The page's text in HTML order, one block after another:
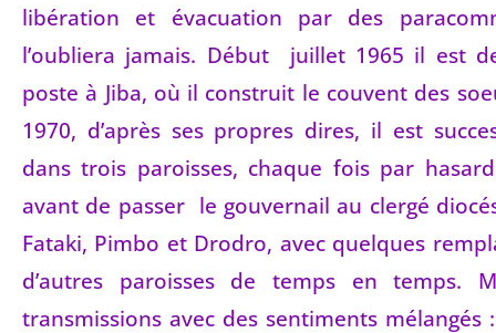
libération et évacuation par des
l’oubliera jamais. Début juillet 1965 il est
poste à Jiba, où il construit le couvent des
1970, d’après ses propres dires, il est
dans trois paroisses, chaque fois par
avant de passer le gouvernail au clergé
Fataki, Pimbo et Drodro, avec quelques
d’autres paroisses de temps en temps.
transmissions avec des sentiments mélangés